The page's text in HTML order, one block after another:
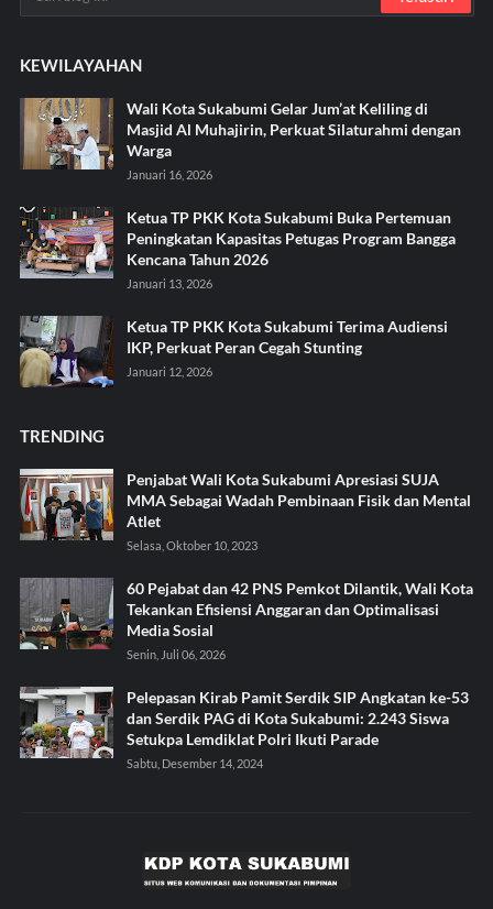
KEWILAYAHAN
Wali Kota Sukabumi Gelar Jum’at Keliling di
Masjid Al Muhajirin, Perkuat Silaturahmi dengan
Warga
Januari 16, 2026
Ketua TP PKK Kota Sukabumi Buka Pertemuan
Peningkatan Kapasitas Petugas Program Bangga
Kencana Tahun 2026
Januari 13, 2026
Ketua TP PKK Kota Sukabumi Terima Audiensi
IKP, Perkuat Peran Cegah Stunting
Januari 12, 2026
TRENDING
Penjabat Wali Kota Sukabumi Apresiasi SUJA
MMA Sebagai Wadah Pembinaan Fisik dan Mental
Atlet
Selasa, Oktober 10, 2023
60 Pejabat dan 42 PNS Pemkot Dilantik, Wali Kota
Tekankan Efisiensi Anggaran dan Optimalisasi
Media Sosial
Senin, Juli 06, 2026
Pelepasan Kirab Pamit Serdik SIP Angkatan ke-53
dan Serdik PAG di Kota Sukabumi: 2.243 Siswa
Setukpa Lemdiklat Polri Ikuti Parade
Sabtu, Desember 14, 2024